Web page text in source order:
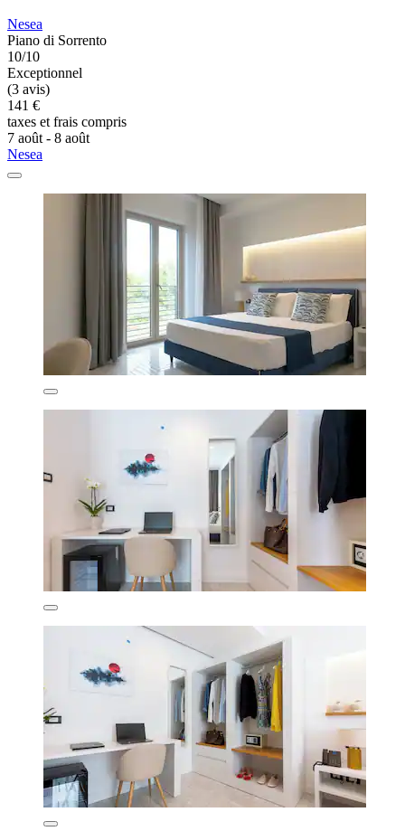
Nesea
Piano di Sorrento
10/10
Exceptionnel
(3 avis)
141 €
taxes et frais compris
7 août - 8 août
Nesea